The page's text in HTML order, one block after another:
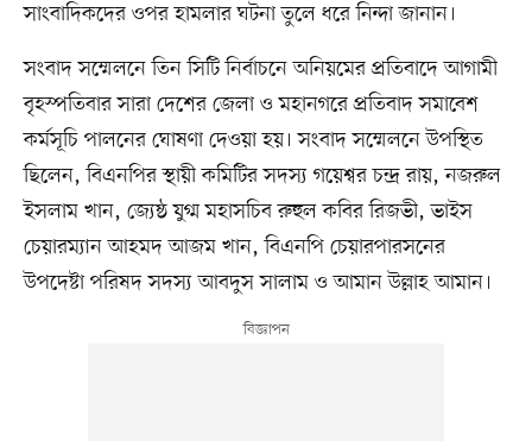
সাংবাদিকদের ওপর হামলার ঘটনা তুলে ধরে নিন্দা জানান।
সংবাদ সম্মেলনে তিন সিটি নির্বাচনে অনিয়মের প্রতিবাদে আগামী
বৃহস্পতিবার সারা দেশের জেলা ও মহানগরে প্রতিবাদ সমাবেশ
কর্মসূচি পালনের ঘোষণা দেওয়া হয়। সংবাদ সম্মেলনে উপস্থিত
ছিলেন, বিএনপির স্থায়ী কমিটির সদস্য গয়েশ্বর চন্দ্র রায়, নজরুল
ইসলাম খান, জ্যেষ্ঠ যুগ্ম মহাসচিব রুহুল কবির রিজভী, ভাইস
চেয়ারম্যান আহমদ আজম খান, বিএনপি চেয়ারপারসনের
উপদেষ্টা পরিষদ সদস্য আবদুস সালাম ও আমান উল্লাহ আমান।